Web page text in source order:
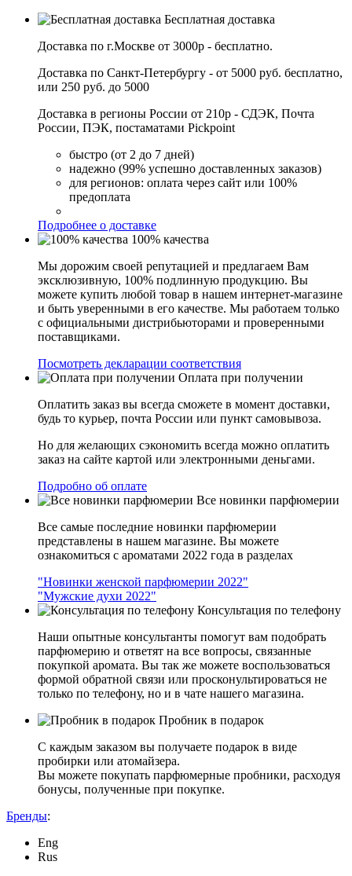
Бесплатная доставка
Доставка по г.Москве от 3000р - бесплатно.
Доставка по Санкт-Петербургу - от 5000 руб. бесплатно,
или 250 руб. до 5000
Доставка в регионы России от 210р - СДЭК, Почта
России, ПЭК, постаматами Pickpoint
быстро (от 2 до 7 дней)
надежно (99% успешно доставленных заказов)
для регионов: оплата через сайт или 100%
предоплата
Подробнее о доставке
100% качества
Мы дорожим своей репутацией и предлагаем Вам
эксклюзивную, 100% подлинную продукцию. Вы
можете купить любой товар в нашем интернет-магазине
и быть уверенными в его качестве. Мы работаем только
с официальными дистрибьюторами и проверенными
поставщиками.
Посмотреть декларации соответствия
Оплата при получении
Оплатить заказ вы всегда сможете в момент доставки,
будь то курьер, почта России или пункт самовывоза.
Но для желающих сэкономить всегда можно оплатить
заказ на сайте картой или электронными деньгами.
Подробно об оплате
Все новинки парфюмерии
Все самые последние новинки парфюмерии
представлены в нашем магазине. Вы можете
ознакомиться с ароматами 2022 года в разделах
"Новинки женской парфюмерии 2022"
"Мужские духи 2022"
Консультация по телефону
Наши опытные консультанты помогут вам подобрать
парфюмерию и ответят на все вопросы, связанные
покупкой аромата. Вы так же можете воспользоваться
формой обратной связи или просконультироваться не
только по телефону, но и в чате нашего магазина.
Пробник в подарок
С каждым заказом вы получаете подарок в виде
пробирки или атомайзера.
Вы можете покупать парфюмерные пробники, расходуя
бонусы, полученные при покупке.
Бренды:
Eng
Rus